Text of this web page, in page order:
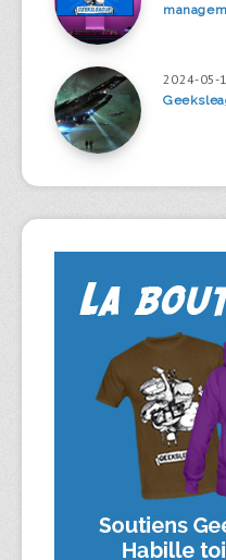
2024-05-